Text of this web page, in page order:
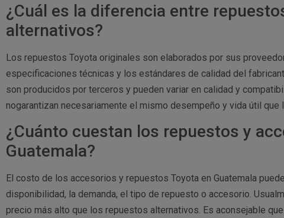
¿Cuál es la diferencia entre
alternativos?
Los repuestos Toyota originales son elaborados por sus
especificaciones técnicas y los estándares de calidad del
son producidos por terceros y pueden variar en calidad y
nogarantizan necesariamente el mismo desempeño y vida útil que
¿Cuánto cuestan los repuestos y
Guatemala?
El costo de los accesorios y repuestos Toyota en Guatemala
disponibilidad, la demanda, el tipo de repuesto o accesorio.
precio más alto que los repuestos alternativos. Es aconsejable